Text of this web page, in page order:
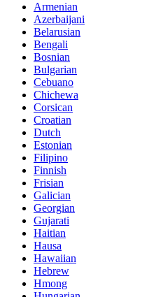
Armenian
Azerbaijani
Belarusian
Bengali
Bosnian
Bulgarian
Cebuano
Chichewa
Corsican
Croatian
Dutch
Estonian
Filipino
Finnish
Frisian
Galician
Georgian
Gujarati
Haitian
Hausa
Hawaiian
Hebrew
Hmong